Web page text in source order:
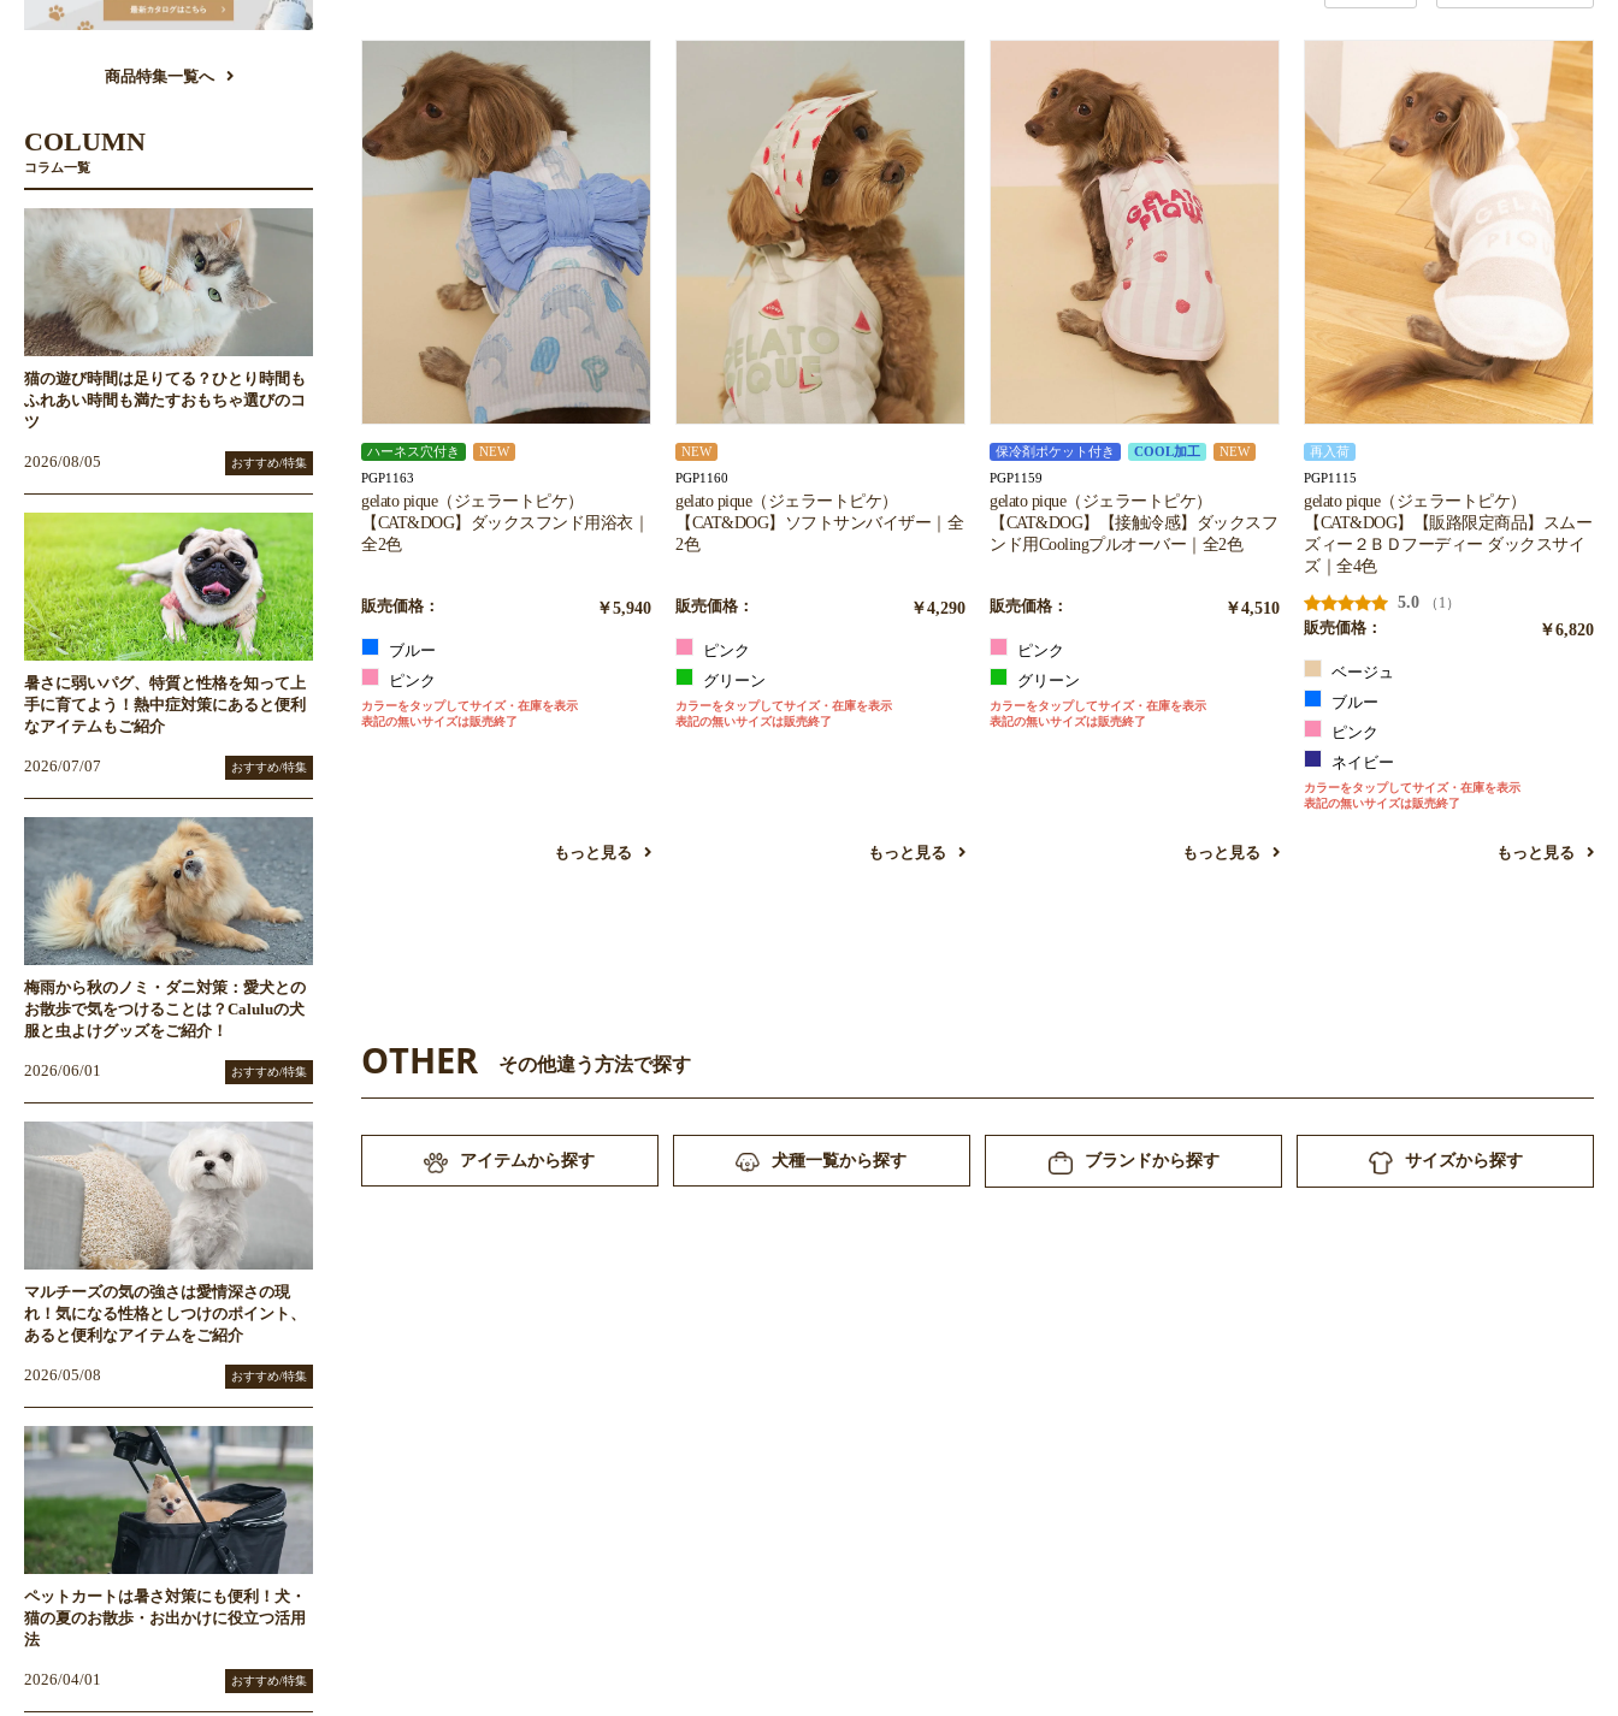
ハーネス穴付き NEW
PGP1163
gelato pique（ジェラートピケ）
【CAT&DOG】ダックスフンド用浴衣｜
全2色
販売価格： ￥5,940
ブルー
ピンク
カラーをタップしてサイズ・在庫を表示
表記の無いサイズは販売終了
もっと見る
NEW
PGP1160
gelato pique（ジェラートピケ）
【CAT&DOG】ソフトサンバイザー｜全
2色
販売価格： ￥4,290
ピンク
グリーン
カラーをタップしてサイズ・在庫を表示
表記の無いサイズは販売終了
もっと見る
保冷剤ポケット付き COOL加工 NEW
PGP1159
gelato pique（ジェラートピケ）
【CAT&DOG】【接触冷感】ダックスフ
ンド用Coolingプルオーバー｜全2色
販売価格： ￥4,510
ピンク
グリーン
カラーをタップしてサイズ・在庫を表示
表記の無いサイズは販売終了
もっと見る
再入荷
PGP1115
gelato pique（ジェラートピケ）
【CAT&DOG】【販路限定商品】スムー
ズィー２ＢＤフーディー ダックスサイ
ズ｜全4色
5.0
（1）
販売価格：
￥6,820
ベージュ
ブルー
ピンク
ネイビー
カラーをタップしてサイズ・在庫を表示
表記の無いサイズは販売終了
もっと見る
OTHER その他違う方法で探す
アイテムから探す 犬種一覧から探す ブランドから探す サイズから探す
商品特集一覧へ
COLUMN
コラム一覧
猫の遊び時間は足りてる？ひとり時間も
ふれあい時間も満たすおもちゃ選びのコ
ツ
2026/08/05 おすすめ/特集
暑さに弱いパグ、特質と性格を知って上
手に育てよう！熱中症対策にあると便利
なアイテムもご紹介
2026/07/07 おすすめ/特集
梅雨から秋のノミ・ダニ対策：愛犬との
お散歩で気をつけることは？Caluluの犬
服と虫よけグッズをご紹介！
2026/06/01 おすすめ/特集
マルチーズの気の強さは愛情深さの現
れ！気になる性格としつけのポイント、
あると便利なアイテムをご紹介
2026/05/08 おすすめ/特集
ペットカートは暑さ対策にも便利！犬・
猫の夏のお散歩・お出かけに役立つ活用
法
2026/04/01 おすすめ/特集